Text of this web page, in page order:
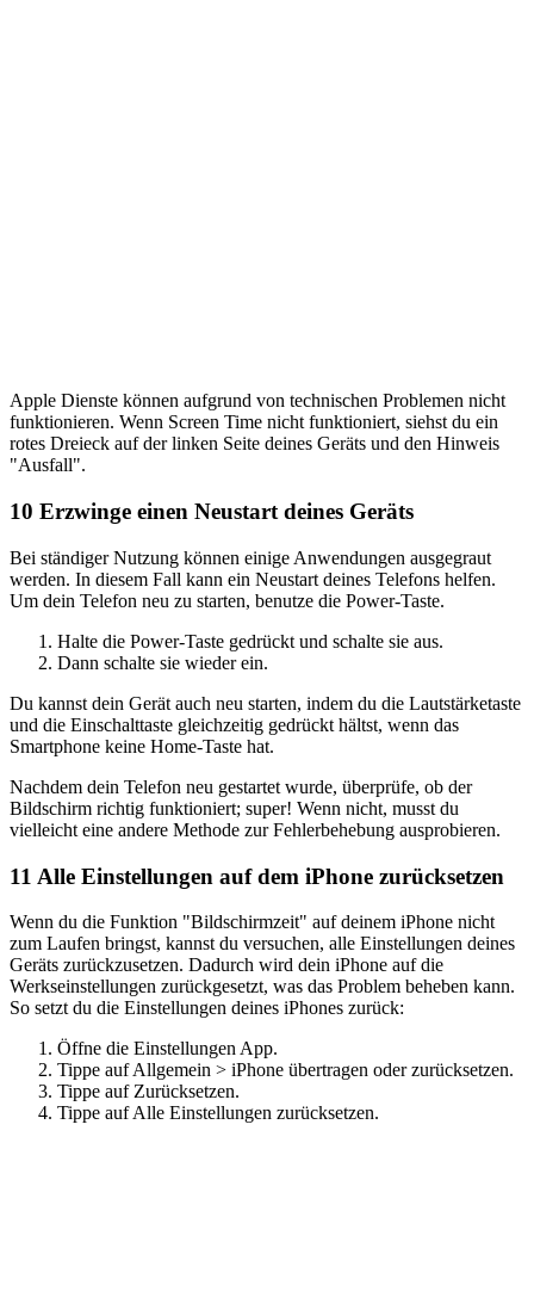
Apple Dienste können aufgrund von technischen Problemen nicht
funktionieren. Wenn Screen Time nicht funktioniert, siehst du ein
rotes Dreieck auf der linken Seite deines Geräts und den Hinweis
"Ausfall".
10 Erzwinge einen Neustart deines Geräts
Bei ständiger Nutzung können einige Anwendungen ausgegraut
werden. In diesem Fall kann ein Neustart deines Telefons helfen.
Um dein Telefon neu zu starten, benutze die Power-Taste.
Halte die Power-Taste gedrückt und schalte sie aus.
Dann schalte sie wieder ein.
Du kannst dein Gerät auch neu starten, indem du die Lautstärketaste
und die Einschalttaste gleichzeitig gedrückt hältst, wenn das
Smartphone keine Home-Taste hat.
Nachdem dein Telefon neu gestartet wurde, überprüfe, ob der
Bildschirm richtig funktioniert; super! Wenn nicht, musst du
vielleicht eine andere Methode zur Fehlerbehebung ausprobieren.
11 Alle Einstellungen auf dem iPhone zurücksetzen
Wenn du die Funktion "Bildschirmzeit" auf deinem iPhone nicht
zum Laufen bringst, kannst du versuchen, alle Einstellungen deines
Geräts zurückzusetzen. Dadurch wird dein iPhone auf die
Werkseinstellungen zurückgesetzt, was das Problem beheben kann.
So setzt du die Einstellungen deines iPhones zurück:
Öffne die Einstellungen App.
Tippe auf Allgemein > iPhone übertragen oder zurücksetzen.
Tippe auf Zurücksetzen.
Tippe auf Alle Einstellungen zurücksetzen.